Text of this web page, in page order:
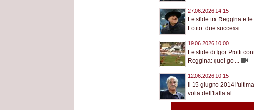
27.06.2026 14:15
Le sfide tra Reggina e
Lotito: due successi...
19.06.2026 10:00
Le sfide di Igor Protti
Reggina: quel gol...
12.06.2026 10:15
Il 15 giugno 2014
volta dell'Italia al...